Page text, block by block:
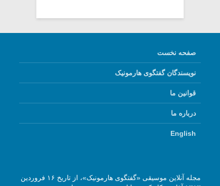
صفحه نخست
نویسندگان گفتگوی هارمونیک
قوانین ما
درباره ما
English
مجله آنلاین موسیقی «گفتگوی هارمونیک»، از تاریخ ۱۶ فروردین